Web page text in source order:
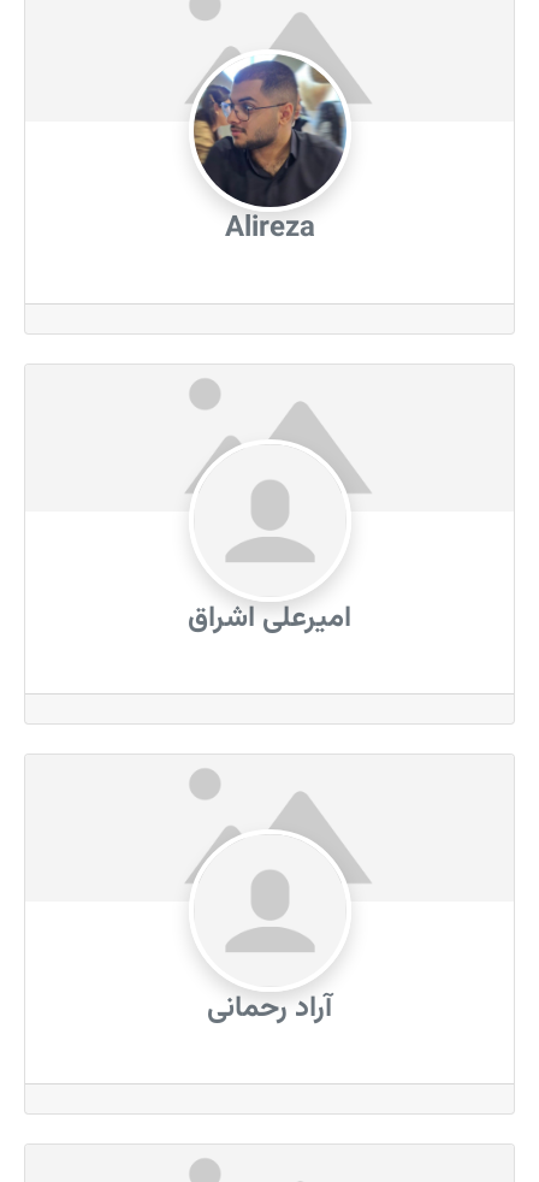
Alireza
امیرعلی اشراق
آراد رحمانی